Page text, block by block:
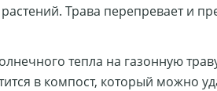
Трава перепревает и
тепла на газонную
в компост, который можно